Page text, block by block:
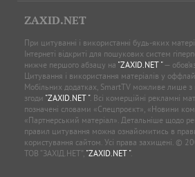
ZAXID.NET
При цитуванні і використанні будь-яких
Інтернеті відкриті для пошукових систем
нижче першого абзацу на "ZAXID.NET "—
Цитування і використання матеріалів у
Мобільних додатках, SmartTV можливе лише з
згоди "ZAXID.NET ". Всі комерційні рекламні
позначені словами «Спецпроєкт», «Новини
«Партнерський матеріал». Детальніше щодо
правил цитування можна ознайомитись в
користування сайтом. Усі права захищені. ©
ТОВ “ЗАХІД.НЕТ”, "ZAXID.NET ".